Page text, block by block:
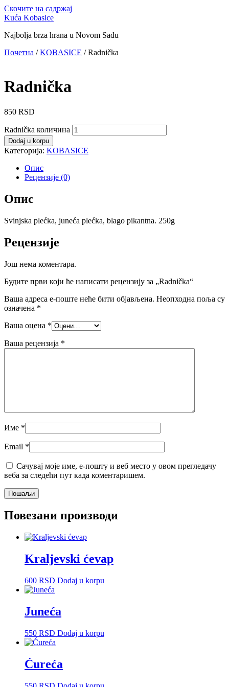
Скочите на садржај
Kuća Kobasice
Najbolja brza hrana u Novom Sadu
Почетна /KOBASICE / Radnička
Radnička
850 RSD
Radnička количина
Dodaj u korpu
Категорија: KOBASICE
Опис
Рецензије (0)
Опис
Svinjska plećka, juneća plećka, blago pikantna. 250g
Рецензије
Још нема коментара.
Будите први који ће написати рецензију за „Radnička“
Ваша адреса е-поште неће бити објављена. Неопходна поља су
означена *
Ваша оцена *
Ваша рецензија *
Име *
Email *
Сачувај моје име, е-пошту и веб место у овом прегледачу
веба за следећи пут када коментаришем.
Повезани производи
Kraljevski ćevap
600 RSD Dodaj u korpu
Juneća
550 RSD Dodaj u korpu
Ćureća